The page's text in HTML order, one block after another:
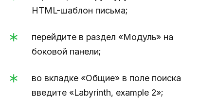
HTML-шаблон письма;
перейдите в раздел «Модуль» на
боковой панели;
во вкладке «Общие» в поле поиска
введите «Labyrinth, example 2»;